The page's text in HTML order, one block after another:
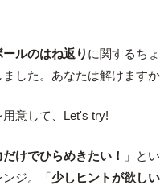
ールのはね返り に関するち
ました。あなたは解けますか
意して、Let's try!
けでひらめきたい！
」と
ンジ。「少しヒントが欲しい